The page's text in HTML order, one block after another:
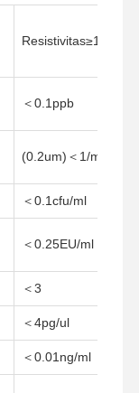
＜0.1ppb
(0.2um)＜1/ml
＜0.1cfu/ml
＜0.25EU/ml
＜3
＜4pg/ul
＜0.01ng/ml